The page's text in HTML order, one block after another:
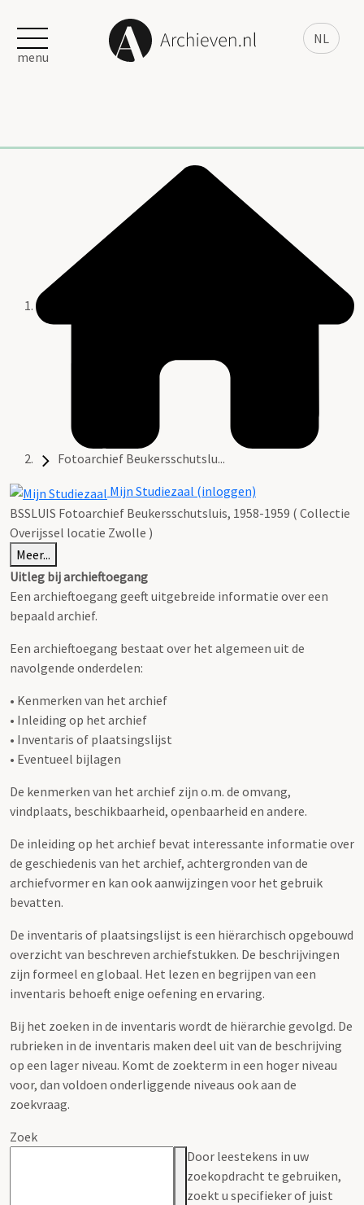
NL
menu
Fotoarchief Beukersschutslu...
Mijn Studiezaal (inloggen)
BSSLUIS Fotoarchief Beukersschutsluis, 1958-1959 ( Collectie
Overijssel locatie Zwolle )
Meer...
Uitleg bij archieftoegang
Een archieftoegang geeft uitgebreide informatie over een
bepaald archief.
Een archieftoegang bestaat over het algemeen uit de
navolgende onderdelen:
• Kenmerken van het archief
• Inleiding op het archief
• Inventaris of plaatsingslijst
• Eventueel bijlagen
De kenmerken van het archief zijn o.m. de omvang,
vindplaats, beschikbaarheid, openbaarheid en andere.
De inleiding op het archief bevat interessante informatie over
de geschiedenis van het archief, achtergronden van de
archiefvormer en kan ook aanwijzingen voor het gebruik
bevatten.
De inventaris of plaatsingslijst is een hiërarchisch opgebouwd
overzicht van beschreven archiefstukken. De beschrijvingen
zijn formeel en globaal. Het lezen en begrijpen van een
inventaris behoeft enige oefening en ervaring.
Bij het zoeken in de inventaris wordt de hiërarchie gevolgd. De
rubrieken in de inventaris maken deel uit van de beschrijving
op een lager niveau. Komt de zoekterm in een hoger niveau
voor, dan voldoen onderliggende niveaus ook aan de
zoekvraag.
Zoek
Door leestekens in uw
zoekopdracht te gebruiken,
zoekt u specifieker of juist